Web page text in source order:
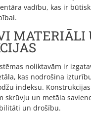
vadību, kas ir
MATERIĀLI
noliktavām ir
kas nodrošina
indeksu.
skrūvju un metāla
un drošību.